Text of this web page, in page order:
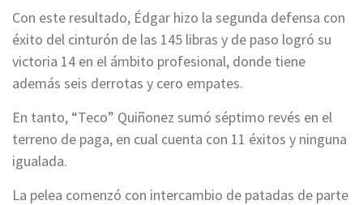
Con este resultado, Édgar hizo la segunda defensa con
éxito del cinturón de las 145 libras y de paso logró su
victoria 14 en el ámbito profesional, donde tiene
además seis derrotas y cero empates.
En tanto, “Teco” Quiñonez sumó séptimo revés en el
terreno de paga, en cual cuenta con 11 éxitos y ninguna
igualada.
La pelea comenzó con intercambio de patadas de parte